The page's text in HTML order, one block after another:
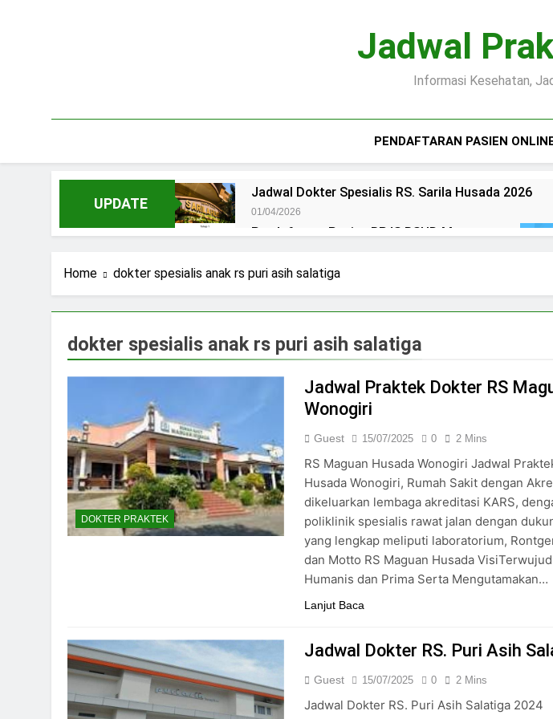
Jadwal
Informasi Kesehatan,
PENDAFTARAN PASIEN
UPDATE
Jadwal Dokter Spesialis RS. Sarila Husada 2026
01/04/2026
Pendaftaran Pasien BPJS RSUD Margono
Jadwal Praktek Dokter RS Maguan Husada Wonogiri
Jadwal Dokter RS. Puri Asih Salatiga 2025
Pendaftaran Pasien BPJS RSUD Bung Karno
Home dokter spesialis anak rs puri asih salatiga
dokter spesialis anak rs puri asih salatiga
DOKTER PRAKTEK
Jadwal Praktek Dokter RS
Wonogiri
Guest 15/07/2025 0 2 Mins
RS Maguan Husada Wonogiri Jadwal
Husada Wonogiri, Rumah Sakit dengan
dikeluarkan lembaga akreditasi KARS,
poliklinik spesialis rawat jalan dengan
yang lengkap meliputi laboratorium,
dan Motto RS Maguan Husada
Humanis dan Prima Serta Mengutamakan…
Lanjut Baca
Jadwal Dokter RS. Puri Asih
Guest 15/07/2025 0 2 Mins
Jadwal Dokter RS. Puri Asih Salatiga 2024